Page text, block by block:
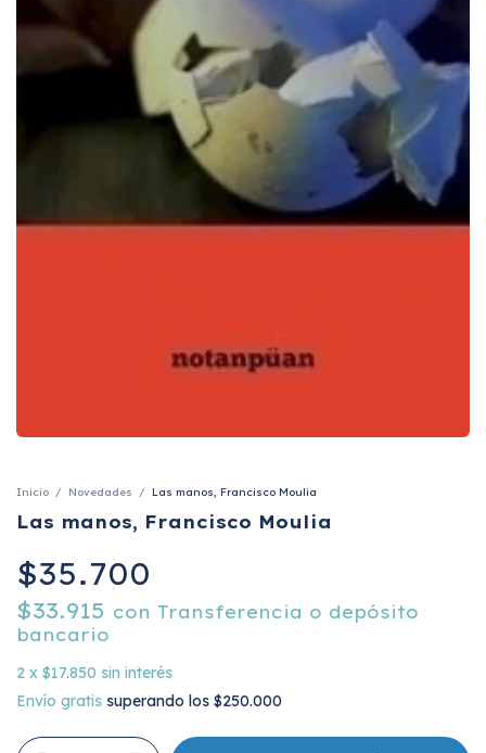
Inicio / Novedades / Las manos, Francisco Moulia
Las manos, Francisco Moulia
$35.700
$33.915 con Transferencia o depósito
bancario
2 x $17.850 sin interés
Envío gratis superando los $250.000